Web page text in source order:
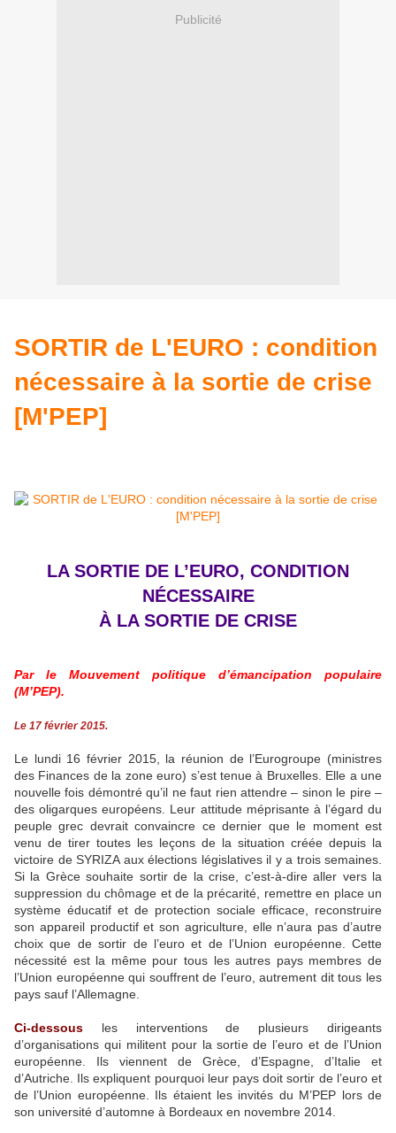
Publicité
SORTIR de L'EURO : condition
nécessaire à la sortie de crise
[M'PEP]
LA SORTIE DE L’EURO, CONDITION
NÉCESSAIRE
À LA SORTIE DE CRISE
Par le Mouvement politique d’émancipation populaire
(M’PEP).
Le 17 février 2015.
Le lundi 16 février 2015, la réunion de l’Eurogroupe (ministres
des Finances de la zone euro) s’est tenue à Bruxelles. Elle a une
nouvelle fois démontré qu’il ne faut rien attendre – sinon le pire –
des oligarques européens. Leur attitude méprisante à l’égard du
peuple grec devrait convaincre ce dernier que le moment est
venu de tirer toutes les leçons de la situation créée depuis la
victoire de SYRIZA aux élections législatives il y a trois semaines.
Si la Grèce souhaite sortir de la crise, c’est-à-dire aller vers la
suppression du chômage et de la précarité, remettre en place un
système éducatif et de protection sociale efficace, reconstruire
son appareil productif et son agriculture, elle n’aura pas d’autre
choix que de sortir de l’euro et de l’Union européenne. Cette
nécessité est la même pour tous les autres pays membres de
l’Union européenne qui souffrent de l’euro, autrement dit tous les
pays sauf l’Allemagne.
Ci-dessous les interventions de plusieurs dirigeants
d’organisations qui militent pour la sortie de l’euro et de l’Union
européenne. Ils viennent de Grèce, d’Espagne, d’Italie et
d’Autriche. Ils expliquent pourquoi leur pays doit sortir de l’euro et
de l’Union européenne. Ils étaient les invités du M’PEP lors de
son université d’automne à Bordeaux en novembre 2014.